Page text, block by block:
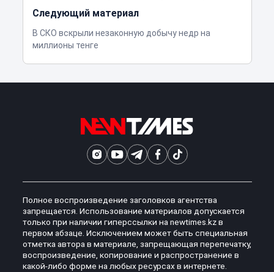
Следующий материал
В СКО вскрыли незаконную добычу недр на
миллионы тенге
Полное воспроизведение заголовков агентства
запрещается. Использование материалов допускается
только при наличии гиперссылки на newtimes.kz в
первом абзаце. Исключением может быть специальная
отметка автора в материале, запрещающая перепечатку,
воспроизведение, копирование и распространение в
какой-либо форме на любых ресурсах в интернете.